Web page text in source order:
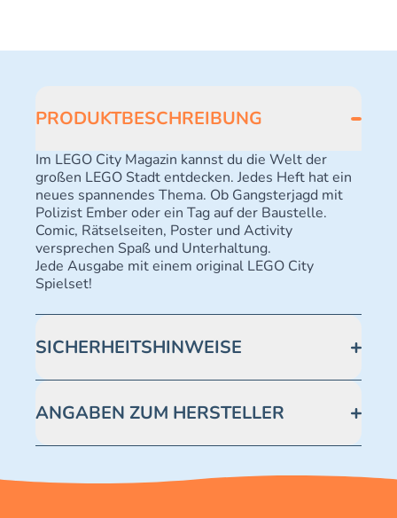
PRODUKTBESCHREIBUNG
Im LEGO City Magazin kannst du die Welt der
großen LEGO Stadt entdecken. Jedes Heft hat ein
neues spannendes Thema. Ob Gangsterjagd mit
Polizist Ember oder ein Tag auf der Baustelle.
Comic, Rätselseiten, Poster und Activity
versprechen Spaß und Unterhaltung.
Jede Ausgabe mit einem original LEGO City
Spielset!
SICHERHEITSHINWEISE
ANGABEN ZUM HERSTELLER
ocean.de/kundenservice Telefonnummer: 0711
2202990 Seidenstraße 19 70174 Stuttgart